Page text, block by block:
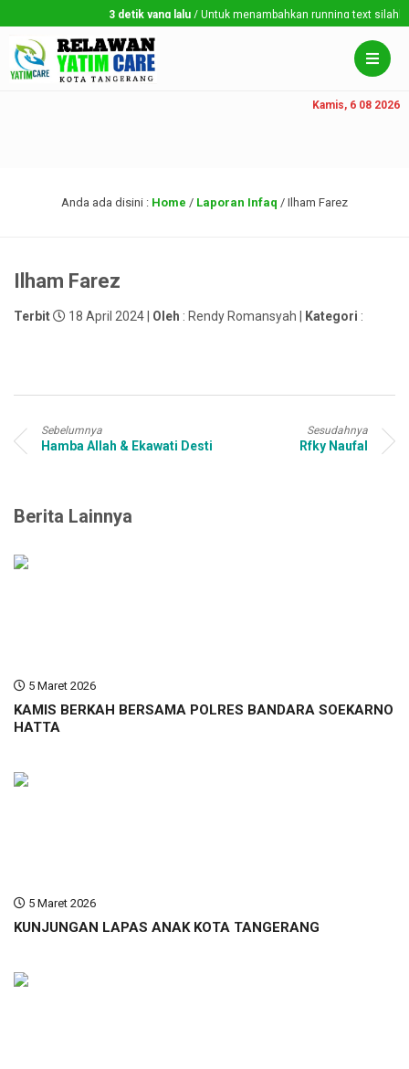
3 detik yang lalu / Untuk menambahkan running text silahkan
Kamis, 6 08 2026
Anda ada disini : Home / Laporan Infaq / Ilham Farez
Ilham Farez
Terbit 18 April 2024 | Oleh : Rendy Romansyah | Kategori :
Sebelumnya
Hamba Allah & Ekawati Desti
Sesudahnya
Rfky Naufal
Berita Lainnya
5 Maret 2026
KAMIS BERKAH BERSAMA POLRES BANDARA SOEKARNO
HATTA
5 Maret 2026
KUNJUNGAN LAPAS ANAK KOTA TANGERANG